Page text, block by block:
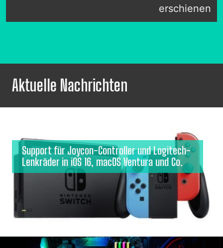
erschienen
Aktuelle Nachrichten
Support für Joycon-Controller und Logitech-
Lenkräder in iOS 16, macOS Ventura und Co.